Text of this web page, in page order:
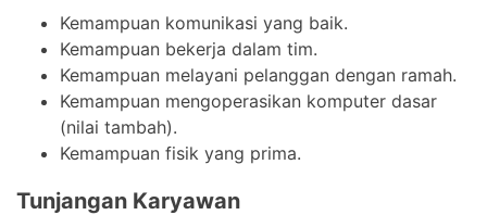
Kemampuan komunikasi yang baik.
Kemampuan bekerja dalam tim.
Kemampuan melayani pelanggan dengan ramah.
Kemampuan mengoperasikan komputer dasar
(nilai tambah).
Kemampuan fisik yang prima.
Tunjangan Karyawan